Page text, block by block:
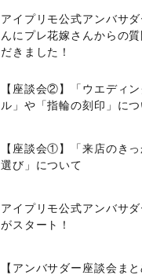
アイプリモ公式アンバサ
んにプレ花嫁さんからの
だきました！
【座談会②】「ウエディ
ル」や「指輪の刻印」につ
【座談会①】「来店のき
選び」について
アイプリモ公式アンバサ
がスタート！
【アンバサダー座談会ま